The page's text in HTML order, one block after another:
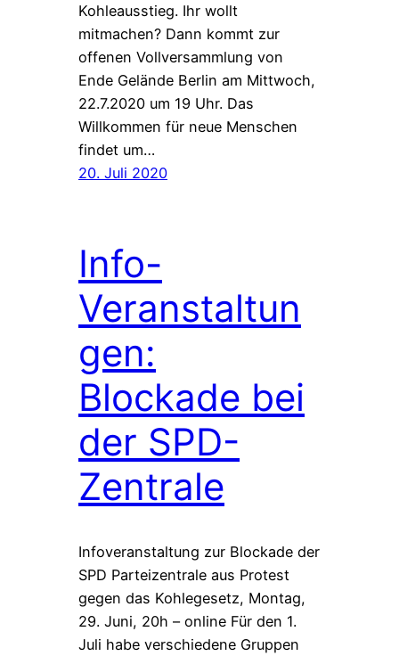
Kohleausstieg. Ihr wollt
mitmachen? Dann kommt zur
offenen Vollversammlung von
Ende Gelände Berlin am Mittwoch,
22.7.2020 um 19 Uhr. Das
Willkommen für neue Menschen
findet um…
20. Juli 2020
Info-
Veranstaltun
gen:
Blockade bei
der SPD-
Zentrale
Infoveranstaltung zur Blockade der
SPD Parteizentrale aus Protest
gegen das Kohlegesetz, Montag,
29. Juni, 20h – online Für den 1.
Juli habe verschiedene Gruppen